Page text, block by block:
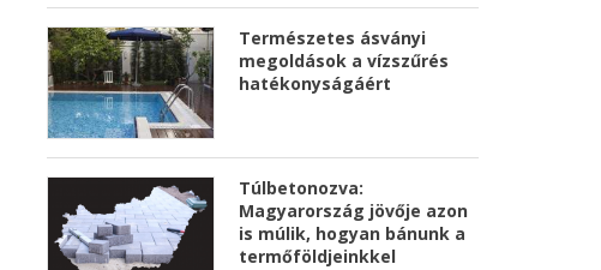
Természetes ásványi
megoldások a vízszűrés
hatékonyságáért
Túlbetonozva:
Magyarország jövője azon
is múlik, hogyan bánunk a
termőföldjeinkkel